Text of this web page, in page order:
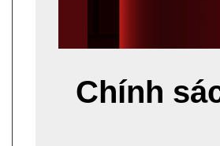
Chính